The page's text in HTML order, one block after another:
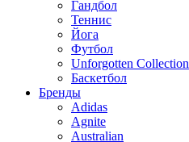
Гандбол
Теннис
Йога
Футбол
Unforgotten Collection
Баскетбол
Бренды
Adidas
Agnite
Australian